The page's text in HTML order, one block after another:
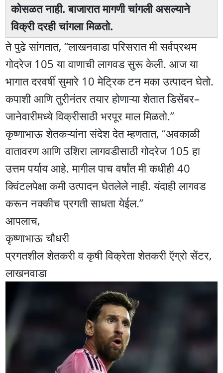
कोसळत नाही. बाजारात मागणी चांगली असल्याने
विक्री दरही चांगला मिळतो.
ते पुढे सांगतात, “लाखनवाडा परिसरात मी सर्वप्रथम
गोदरेज 105 या वाणाची लागवड सुरू केली. आज या
भागात दरवर्षी सुमारे 10 मेट्रिक टन मका उत्पादन घेतो.
कपाशी आणि तुरीनंतर तयार होणाऱ्या शेतात डिसेंबर–
जानेवारीमध्ये विक्रीसाठी भरपूर माल मिळतो.”
कृष्णाभाऊ शेतकऱ्यांना संदेश देत म्हणतात, “अवकाळी
वातावरण आणि उशिरा लागवडीसाठी गोदरेज 105 हा
उत्तम पर्याय आहे. मागील पाच वर्षांत मी कधीही 40
क्विंटलपेक्षा कमी उत्पादन घेतलेले नाही. यंदाही लागवड
करून नक्कीच प्रगती साधता येईल.”
आपलाच,
कृष्णाभाऊ चौधरी
प्रगतशील शेतकरी व कृषी विक्रेता शेतकरी ऍग्रो सेंटर,
लाखनवाडा